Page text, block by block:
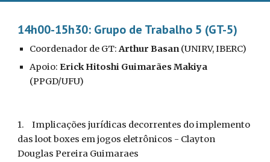
14h00-15h30: Grupo de Trabalho 5 (GT-5)
Coordenador de GT: Arthur Basan (UNIRV, IBERC)
Apoio: Erick Hitoshi Guimarães Makiya
(PPGD/UFU)
1.
Implicações jurídicas decorrentes do implemento
das loot boxes em jogos eletrônicos - Clayton
Douglas Pereira Guimaraes